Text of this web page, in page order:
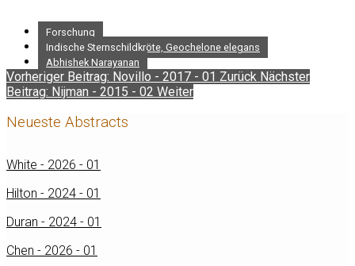
Forschung
Indische Sternschildkröte, Geochelone elegans
Abhishek Narayanan
Vorheriger Beitrag: Novillo - 2017 - 01 Zurück Nächster
Beitrag: Nijman - 2015 - 02 Weiter
Neueste Abstracts
White - 2026 - 01
Hilton - 2024 - 01
Duran - 2024 - 01
Chen - 2026 - 01